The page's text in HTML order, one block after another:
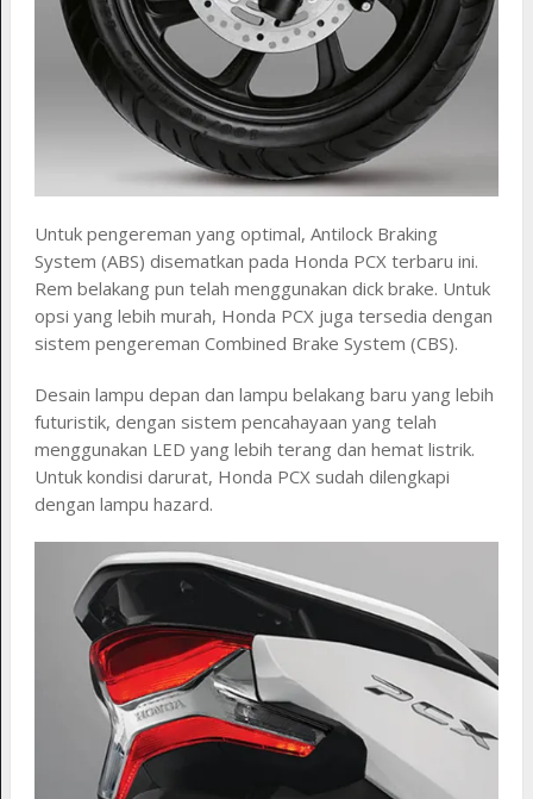
Untuk pengereman yang optimal, Antilock Braking
System (ABS) disematkan pada Honda PCX terbaru ini.
Rem belakang pun telah menggunakan dick brake. Untuk
opsi yang lebih murah, Honda PCX juga tersedia dengan
sistem pengereman Combined Brake System (CBS).
Desain lampu depan dan lampu belakang baru yang lebih
futuristik, dengan sistem pencahayaan yang telah
menggunakan LED yang lebih terang dan hemat listrik.
Untuk kondisi darurat, Honda PCX sudah dilengkapi
dengan lampu hazard.